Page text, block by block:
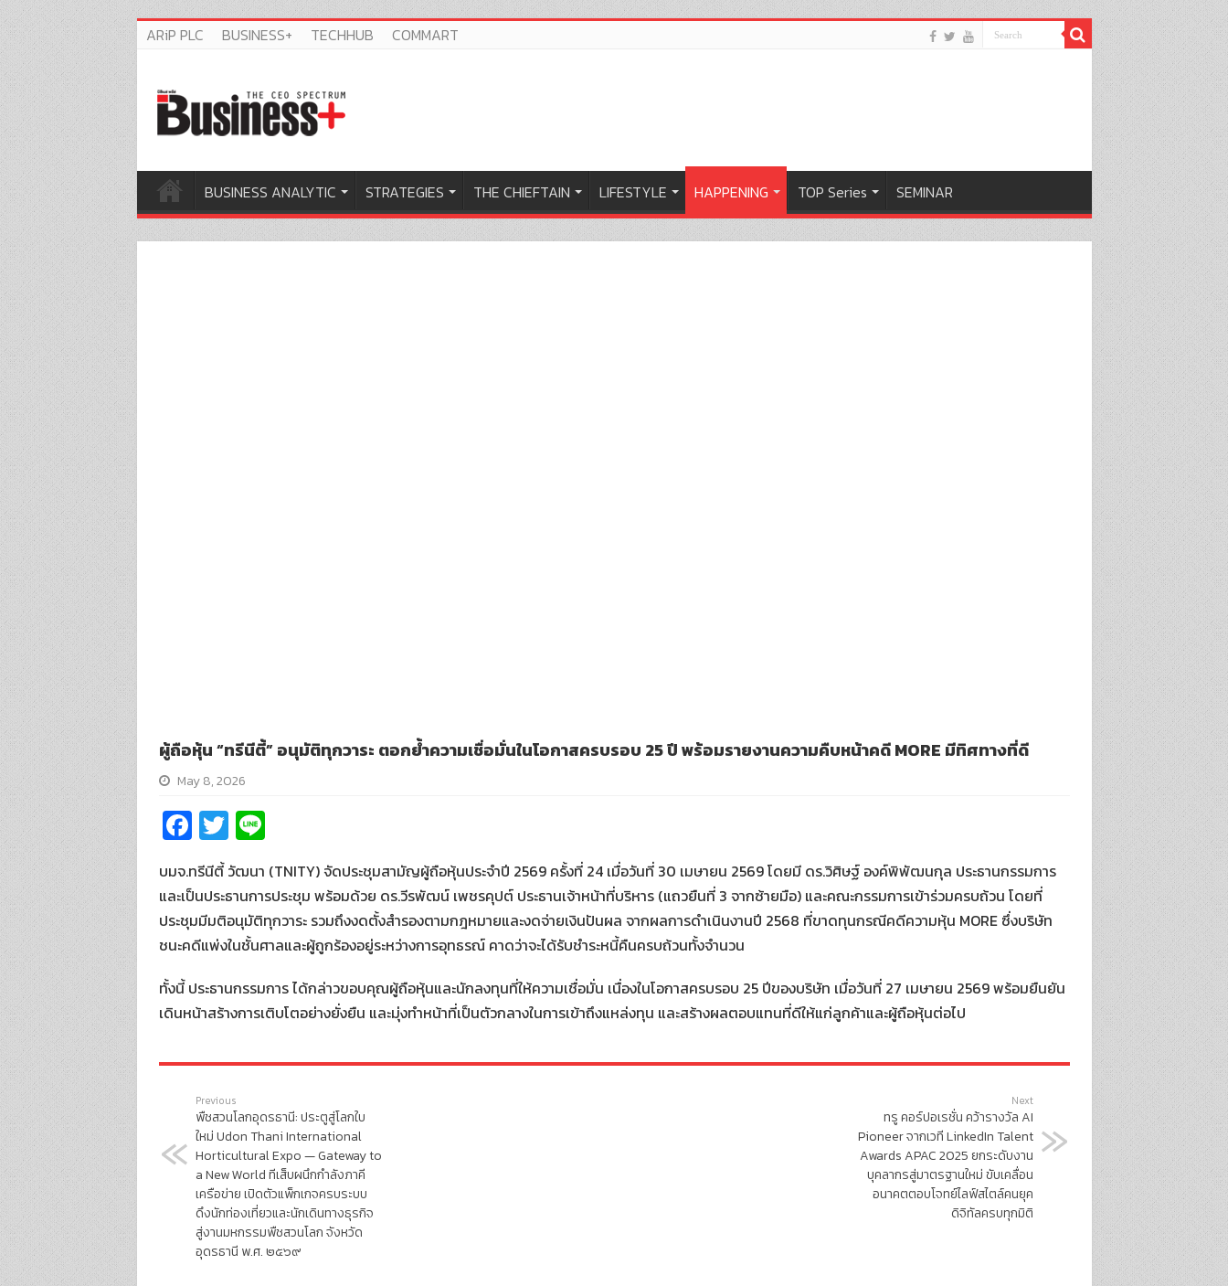
ARiP PLC BUSINESS+ TECHHUB COMMART
BUSINESS ANALYTIC STRATEGIES THE CHIEFTAIN LIFESTYLE HAPPENING TOP Series SEMINAR
ผู้ถือหุ้น “ทรีนีตี้” อนุมัติทุกวาระ ตอกย้ำความเชื่อมั่นในโอกาสครบรอบ 25 ปี พร้อมรายงานความคืบหน้าคดี MORE มีทิศทางที่ดี
May 8, 2026
Fa
ce
b
o
o
k
T
wi
tt
er
Li
n
e
บมจ.ทรีนีตี้ วัฒนา (TNITY) จัดประชุมสามัญผู้ถือหุ้นประจำปี 2569 ครั้งที่ 24 เมื่อวันที่ 30 เมษายน 2569 โดยมี ดร.วิศิษฐ์ องค์พิพัฒนกุล ประธานกรรมการ
และเป็นประธานการประชุม พร้อมด้วย ดร.วีรพัฒน์ เพชรคุปต์ ประธานเจ้าหน้าที่บริหาร (แถวยืนที่ 3 จากซ้ายมือ) และคณะกรรมการเข้าร่วมครบถ้วน โดยที่
ประชุมมีมติอนุมัติทุกวาระ รวมถึงงดตั้งสำรองตามกฎหมายและงดจ่ายเงินปันผล จากผลการดำเนินงานปี 2568 ที่ขาดทุนกรณีคดีความหุ้น MORE ซึ่งบริษัท
ชนะคดีแพ่งในชั้นศาลและผู้ถูกร้องอยู่ระหว่างการอุทธรณ์ คาดว่าจะได้รับชำระหนี้คืนครบถ้วนทั้งจำนวน
ทั้งนี้ ประธานกรรมการ ได้กล่าวขอบคุณผู้ถือหุ้นและนักลงทุนที่ให้ความเชื่อมั่น เนื่องในโอกาสครบรอบ 25 ปีของบริษัท เมื่อวันที่ 27 เมษายน 2569 พร้อมยืนยัน
เดินหน้าสร้างการเติบโตอย่างยั่งยืน และมุ่งทำหน้าที่เป็นตัวกลางในการเข้าถึงแหล่งทุน และสร้างผลตอบแทนที่ดีให้แก่ลูกค้าและผู้ถือหุ้นต่อไป
Previous
พืชสวนโลกอุดรธานี: ประตูสู่โลกใบ
ใหม่ Udon Thani International
Horticultural Expo — Gateway to
a New World ทีเส็บผนึกกำลังภาคี
เครือข่าย เปิดตัวแพ็กเกจครบระบบ
ดึงนักท่องเที่ยวและนักเดินทางธุรกิจ
สู่งานมหกรรมพืชสวนโลก จังหวัด
อุดรธานี พ.ศ. ๒๕๖๙
Next
ทรู คอร์ปอเรชั่น คว้ารางวัล AI
Pioneer จากเวที LinkedIn Talent
Awards APAC 2025 ยกระดับงาน
บุคลากรสู่มาตรฐานใหม่ ขับเคลื่อน
อนาคตตอบโจทย์ไลฟ์สไตล์คนยุค
ดิจิทัลครบทุกมิติ